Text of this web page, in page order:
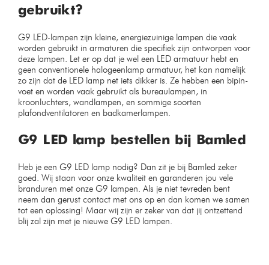
gebruikt?
G9 LED-lampen zijn kleine, energiezuinige lampen die vaak
worden gebruikt in armaturen die specifiek zijn ontworpen voor
deze lampen. Let er op dat je wel een LED armatuur hebt en
geen conventionele halogeenlamp armatuur, het kan namelijk
zo zijn dat de LED lamp net iets dikker is. Ze hebben een bipin-
voet en worden vaak gebruikt als bureaulampen, in
kroonluchters, wandlampen, en sommige soorten
plafondventilatoren en badkamerlampen.
G9 LED lamp bestellen bij Bamled
Heb je een G9 LED lamp nodig? Dan zit je bij Bamled zeker
goed. Wij staan voor onze kwaliteit en garanderen jou vele
branduren met onze G9 lampen. Als je niet tevreden bent
neem dan gerust contact met ons op en dan komen we samen
tot een oplossing! Maar wij zijn er zeker van dat jij ontzettend
blij zal zijn met je nieuwe G9 LED lampen.